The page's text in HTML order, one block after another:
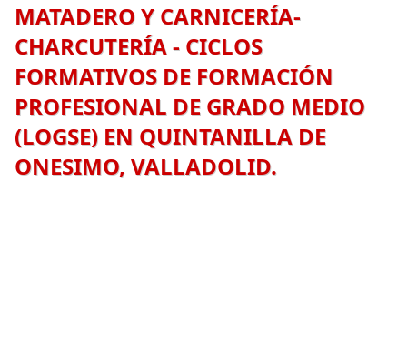
MATADERO Y CARNICERÍA-
CHARCUTERÍA - CICLOS
FORMATIVOS DE FORMACIÓN
PROFESIONAL DE GRADO MEDIO
(LOGSE) EN QUINTANILLA DE
ONESIMO, VALLADOLID.